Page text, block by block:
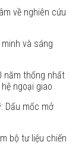
về nghiên cứu
và sáng
năm thống nhất
ngoại giao
Dấu mốc mở
bộ tư liệu chiến